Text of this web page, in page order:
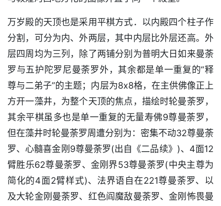
万岁殿的天顶也是采用平棋方式．以内殿四个柱子作
分割，可分为内、外两层，其中内层比外层还高。外
层四周均为三列，除了两铺分别为普明大日如来曼荼
罗与五护陀罗尼曼荼罗外，其余都是单一重复的“释
尊与二弟子”的主题；内层为8x8格，在主供佛像正上
方开一藻井，为整个天顶的焦点，描绘时轮曼荼罗，
其余平棋虽多也是单一重复的无量寿佛9尊曼荼罗，
但在藻井时轮曼荼罗周遭分别为：密集不动32尊曼荼
罗、心髓喜金刚9尊曼荼罗(出自《二品续》)、4面12
臂胜乐62尊曼荼罗、金刚界53尊曼荼罗(中央主尊为
简化的4面2臂样式)、法界语自在221尊曼荼罗、以
及大轮金刚曼荼罗、红色阎魔敌曼荼罗、金刚怖畏曼